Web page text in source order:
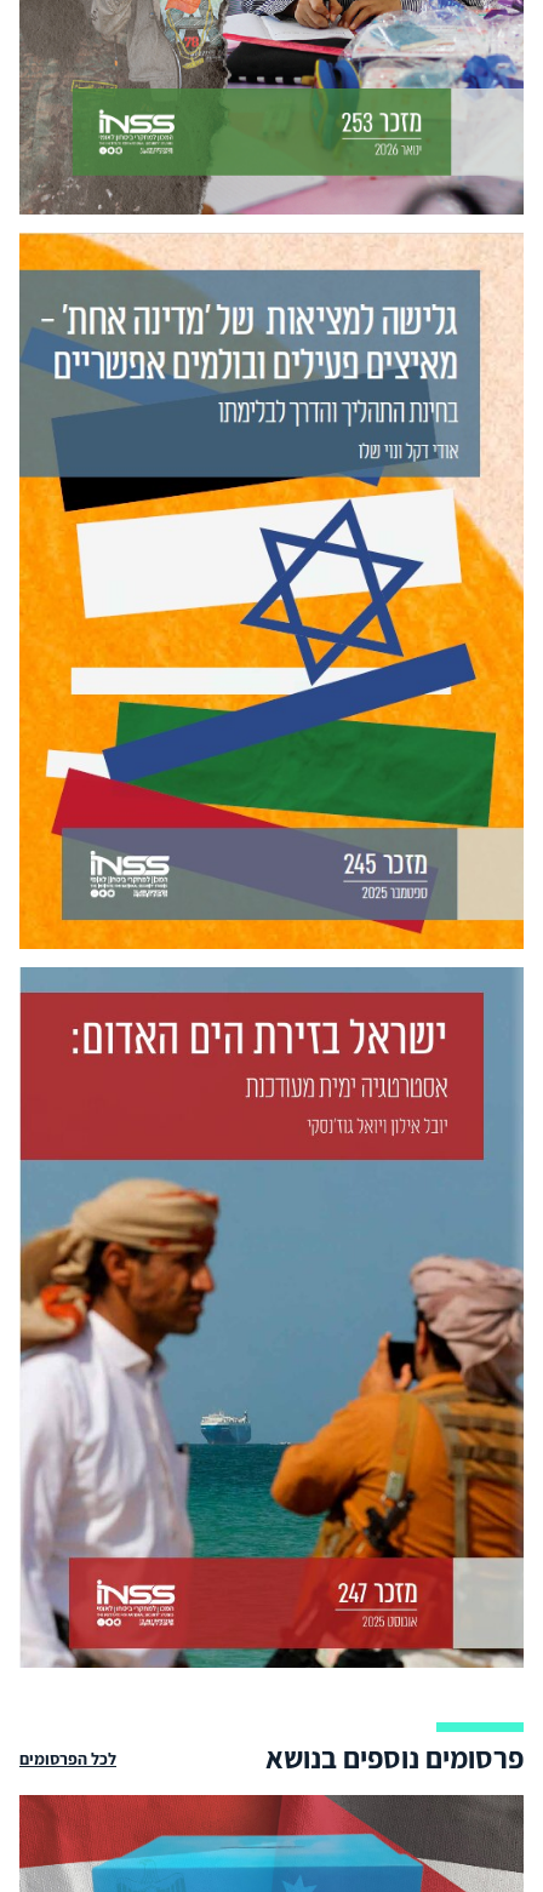
פרסומים נוספים בנושא לכל הפרסומים